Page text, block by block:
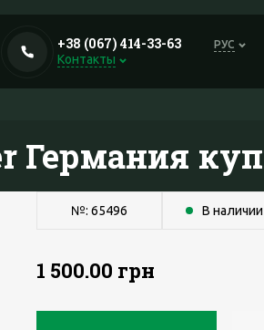
+38 (067) 414-33-63
Контакты
РУС
Германия
№: 65496 В наличии
1 500.00 грн